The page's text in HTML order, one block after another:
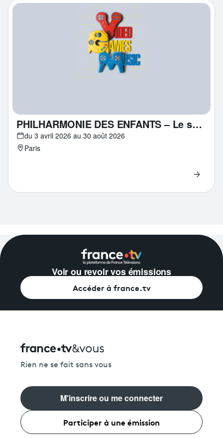
PHILHARMONIE DES ENFANTS – Le son des pixels
du 3 avril 2026 au 30 août 2026
Paris
Voir ou revoir vos émissions
Accéder à france.tv
Rien ne se fait sans vous
M'inscrire ou me connecter
Participer à une émission